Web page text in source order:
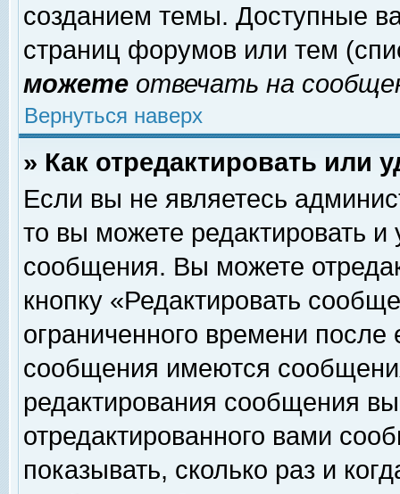
созданием темы. Доступные
страниц форумов или тем
можете отвечать на
Вернуться наверх
» Как отредактировать или
Если вы не являетесь
то вы можете редактировать и
сообщения. Вы можете
кнопку «Редактировать
ограниченного времени
сообщения имеются
редактирования сообщения
отредактированного вами
показывать, сколько раз и